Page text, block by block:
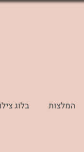
המלצות בלוג